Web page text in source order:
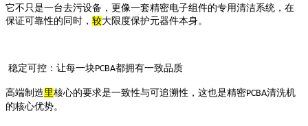
它不只是一台去污设备，更像一套精密电子组件的专用清洁系统，在
保证可靠性的同时， 较大限度保护元器件本身。
稳定可控：让每一块PCBA都拥有一致品质
高端制造里核心的要求是一致性与可追溯性，这也是精密PCBA清洗机
的核心优势。